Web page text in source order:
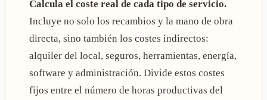
Calcula el coste real de cada tipo de servicio.
Incluye no solo los recambios y la mano de obra
directa, sino también los costes indirectos:
alquiler del local, seguros, herramientas, energía,
software y administración. Divide estos costes
fijos entre el número de horas productivas del